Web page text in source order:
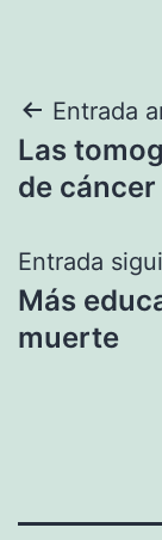
de
Entrada
Las
de cáncer
Entrada
Más
muerte